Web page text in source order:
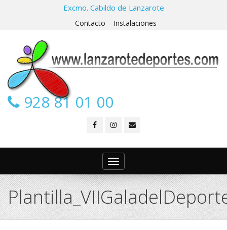
Excmo. Cabildo de Lanzarote
Contacto Instalaciones
928 81 01 00
Toggle
navigation